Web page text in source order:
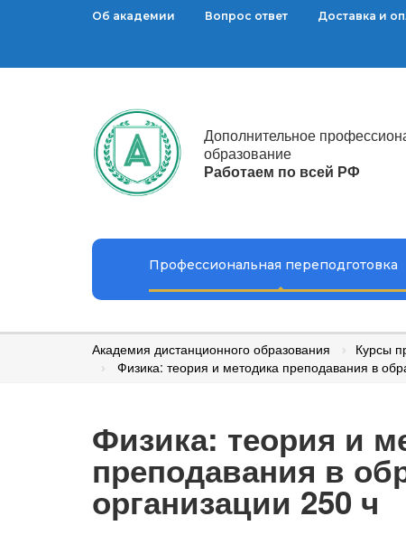
Доставка и
Вопрос ответ
Об академии
Дополнительное
образование
Работаем по всей РФ
Профессиональная переподготовка
Академия дистанционного образования Курсы
Физика: теория и методика преподавания в
Физика: теория и
преподавания в
организации 250 ч